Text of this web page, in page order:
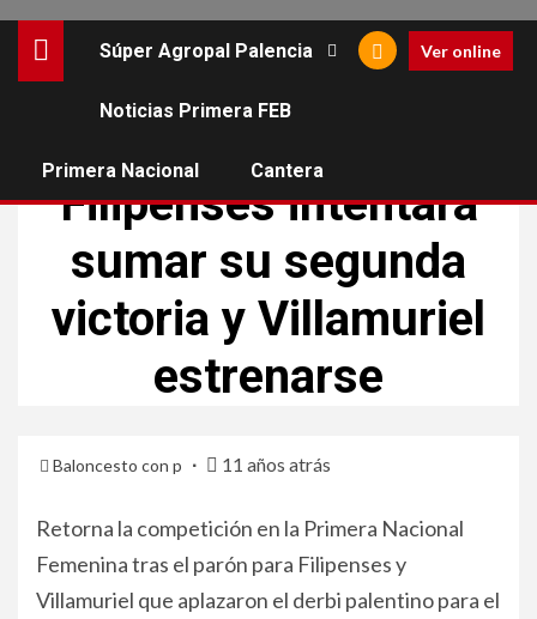
Súper Agropal Palencia
Noticias Primera FEB
Primera Nacional Cantera
Ver online
Filipenses intentará
sumar su segunda
victoria y Villamuriel
estrenarse
Baloncesto con p 11 años atrás
Retorna la competición en la Primera Nacional
Femenina tras el parón para Filipenses y
Villamuriel que aplazaron el derbi palentino para el